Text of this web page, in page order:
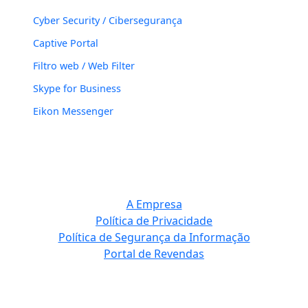
Cyber Security / Cibersegurança
Captive Portal
Filtro web / Web Filter
Skype for Business
Eikon Messenger
A Empresa
Política de Privacidade
Política de Segurança da Informação
Portal de Revendas